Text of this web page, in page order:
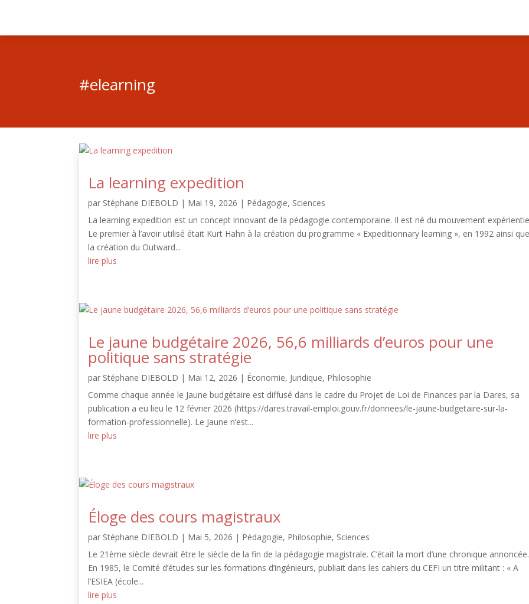
#elearning
La learning expedition
par Stéphane DIEBOLD | Mai 19, 2026 | Pédagogie, Sciences
La learning expedition est un concept innovant de la pédagogie contemporaine. Il est né du mouvement
Le premier à l’avoir utilisé était Kurt Hahn à la création du programme « Expeditionnary learning », en 1992 ainsi
la création du Outward...
lire plus
Le jaune budgétaire 2026, 56,6 milliards d’euros pour une
politique sans stratégie
par Stéphane DIEBOLD | Mai 12, 2026 | Économie, Juridique, Philosophie
Comme chaque année le Jaune budgétaire est diffusé dans le cadre du Projet de Loi de Finances par la Dares, sa
publication a eu lieu le 12 février 2026 (https://dares.travail-emploi.gouv.fr/donnees/le-jaune-budgetaire-sur-la-
formation-professionnelle). Le Jaune n’est...
lire plus
Éloge des cours magistraux
par Stéphane DIEBOLD | Mai 5, 2026 | Pédagogie, Philosophie, Sciences
Le 21ème siècle devrait être le siècle de la fin de la pédagogie magistrale. C’était la mort d’une chronique annoncée.
En 1985, le Comité d’études sur les formations d’ingénieurs, publiait dans les cahiers du CEFI un titre militant : « A
l’ESIEA (école...
lire plus